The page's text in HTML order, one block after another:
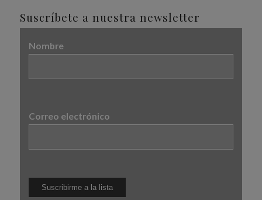
Suscríbete a nuestra newsletter
Nombre
Correo electrónico